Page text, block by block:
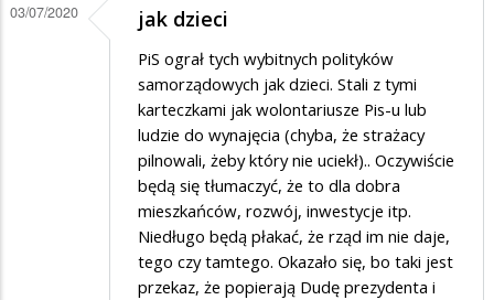
03/07/2020 jak dzieci
PiS ograł tych wybitnych polityków
samorządowych jak dzieci. Stali z tymi
karteczkami jak wolontariusze Pis-u lub
ludzie do wynajęcia (chyba, że strażacy
pilnowali, żeby który nie uciekł).. Oczywiście
będą się tłumaczyć, że to dla dobra
mieszkańców, rozwój, inwestycje itp.
Niedługo będą płakać, że rząd im nie daje,
tego czy tamtego. Okazało się, bo taki jest
przekaz, że popierają Dudę prezydenta i